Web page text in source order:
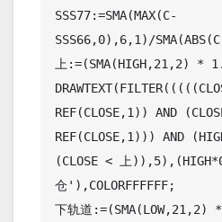
SSS77:=SMA(MAX(C-
SSS66,0),6,1)/
上:=(SMA(HIGH,21,2) *
REF(CLOSE,1)) AND
REF(CLOSE,1))) AND
(CLOSE < 上
仓'),COLORFFFFFF;
下轨道:=(SMA(LOW,21,2) *